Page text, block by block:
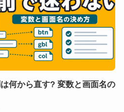
何から直す? 変数と画面名の